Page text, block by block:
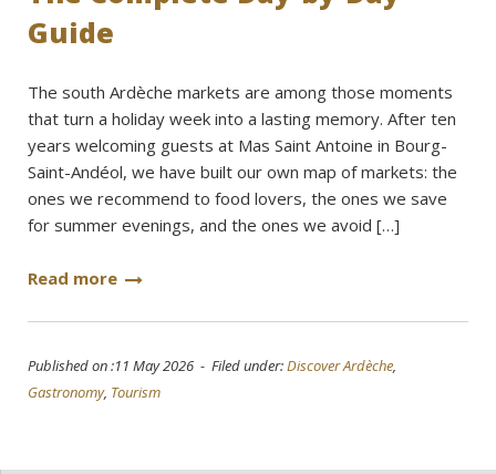
Guide
The south Ardèche markets are among those moments
that turn a holiday week into a lasting memory. After ten
years welcoming guests at Mas Saint Antoine in Bourg-
Saint-Andéol, we have built our own map of markets: the
ones we recommend to food lovers, the ones we save
for summer evenings, and the ones we avoid […]
Read more
Published on :11 May 2026 - Filed under:Discover Ardèche,
Gastronomy, Tourism